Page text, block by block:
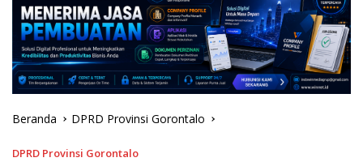
Beranda DPRD Provinsi Gorontalo
DPRD Provinsi Gorontalo